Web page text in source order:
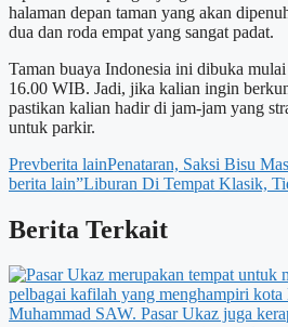
halaman depan taman yang akan
dua dan roda empat yang sangat padat.
Taman buaya Indonesia ini dibuka
16.00 WIB. Jadi, jika kalian ingin
pastikan kalian hadir di jam-jam yang
untuk parkir.
Prevberita lainPenataran, Saksi Bisu
berita lain”Liburan Di Tempat Klasik,
Berita Terkait